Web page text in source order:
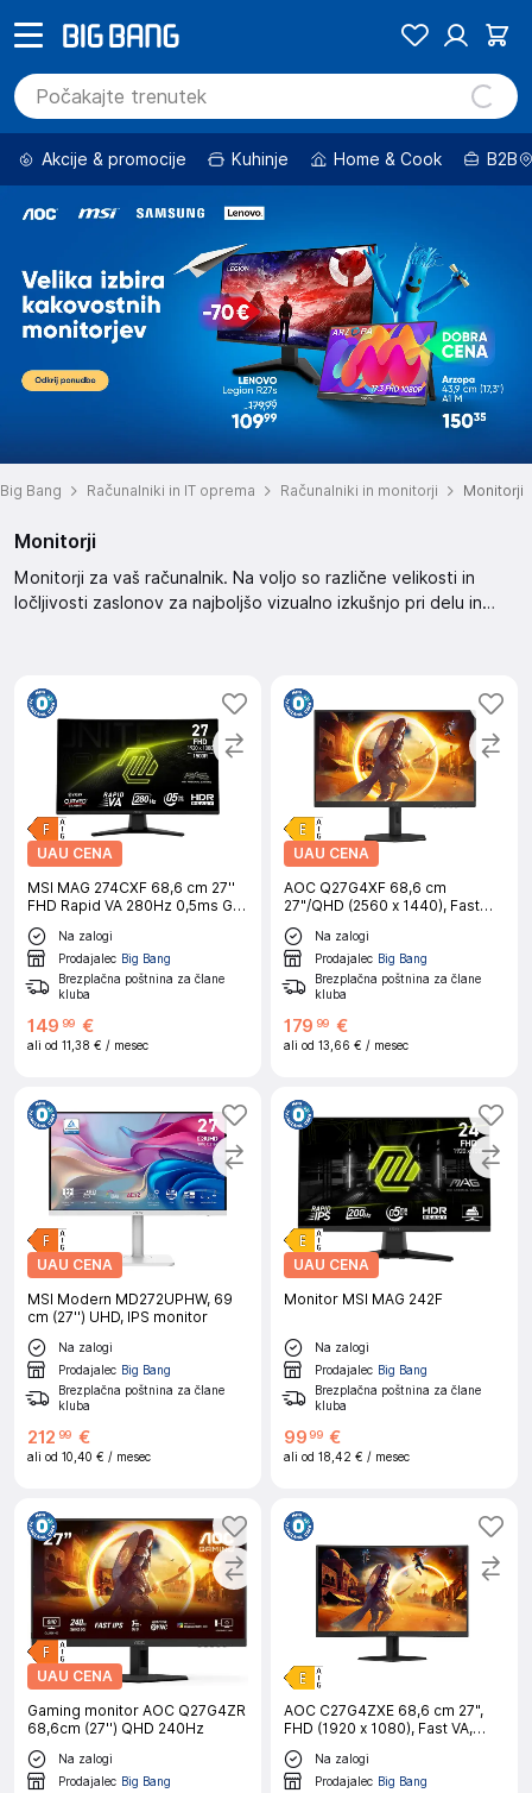
Akcije & promocije Kuhinje Home & Cook B2B
Big Bang Računalniki in IT oprema Računalniki in monitorji Monitorji
Monitorji
Monitorji za vaš računalnik. Na voljo so različne velikosti in
ločljivosti zaslonov za najboljšo vizualno izkušnjo pri delu in
UAU CENA
MSI MAG 274CXF 68,6 cm 27''
FHD Rapid VA 280Hz 0,5ms GtG
računalniški monitor
Na zalogi
Prodajalec Big Bang
Brezplačna poštnina za člane
kluba
149 99 €
ali od 11,38 € / mesec
UAU CENA
AOC Q27G4XF 68,6 cm
27"/QHD (2560 x 1440), Fast
IPS, 180Hz, 0.5ms (MPRT),
Adaptive Sync, HDR10, 1x HDMI
2.0, 1x DP 1.4 gaming monitor
Na zalogi
Prodajalec Big Bang
Brezplačna poštnina za člane
kluba
179 99 €
ali od 13,66 € / mesec
UAU CENA
MSI Modern MD272UPHW, 69
cm (27'') UHD, IPS monitor
Na zalogi
Prodajalec Big Bang
Brezplačna poštnina za člane
kluba
212 99 €
ali od 10,40 € / mesec
UAU CENA
Monitor MSI MAG 242F
Na zalogi
Prodajalec Big Bang
Brezplačna poštnina za člane
kluba
99 99 €
ali od 18,42 € / mesec
UAU CENA
Gaming monitor AOC Q27G4ZR
68,6cm (27'') QHD 240Hz
Na zalogi
Prodajalec Big Bang
AOC C27G4ZXE 68,6 cm 27",
FHD (1920 x 1080), Fast VA,
1500R, 280Hz gaming ukrivljen
monitorNa zalogi
Prodajalec Big Bang